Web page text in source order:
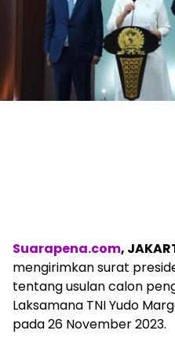
Suarapena.com,
mengirimkan surat
tentang usulan calon
Laksamana TNI Yudo
pada 26 November 2023.